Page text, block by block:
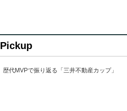
Pickup
歴代MVPで振り返る「三井不動産カップ」